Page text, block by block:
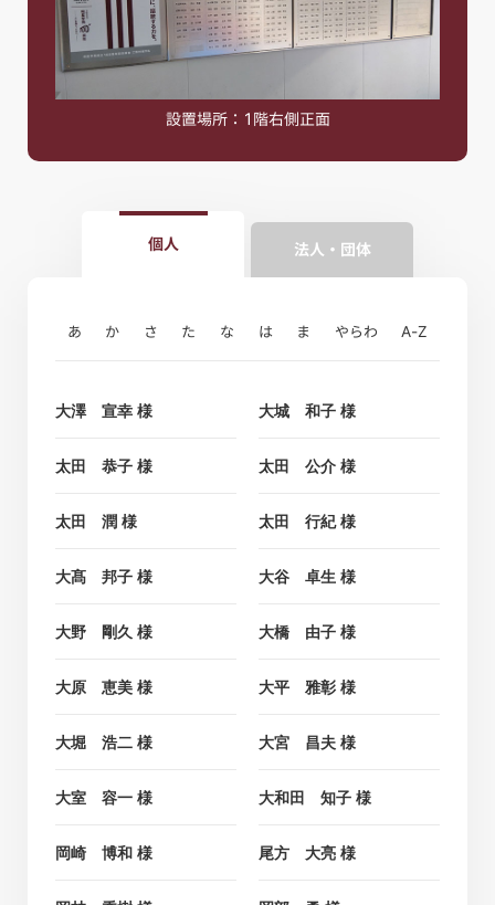
設置場所：1階右側正面
個人 法人・団体
あ か さ た な は ま やらわ A-Z
大澤 宣幸 様 大城 和子 様
太田 恭子 様 太田 公介 様
太田 潤 様 太田 行紀 様
大髙 邦子 様 大谷 卓生 様
大野 剛久 様 大橋 由子 様
大原 恵美 様 大平 雅彰 様
大堀 浩二 様 大宮 昌夫 様
大室 容一 様 大和田 知子 様
岡崎 博和 様 尾方 大亮 様